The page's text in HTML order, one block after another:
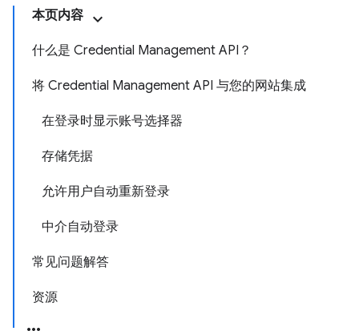
本页内容
什么是 Credential Management API？
将 Credential Management API 与您的网站集成
在登录时显示账号选择器
存储凭据
允许用户自动重新登录
中介自动登录
常见问题解答
资源